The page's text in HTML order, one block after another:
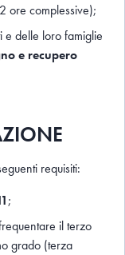
ore complessive);
e delle loro famiglie
e recupero
requisiti:
;
il terzo
grado (terza